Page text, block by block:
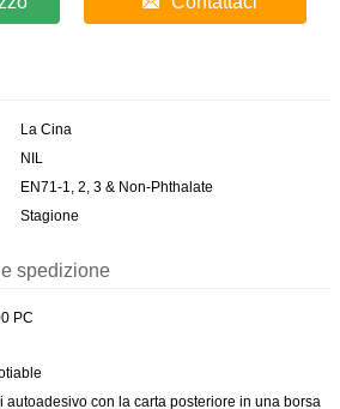
La Cina
NIL
EN71-1, 2, 3 & Non-Phthalate
Stagione
spedizione
PC
autoadesivo con la carta posteriore in una borsa